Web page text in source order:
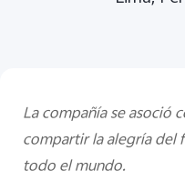
La compañía se asoció
compartir la alegría del
todo el mundo.